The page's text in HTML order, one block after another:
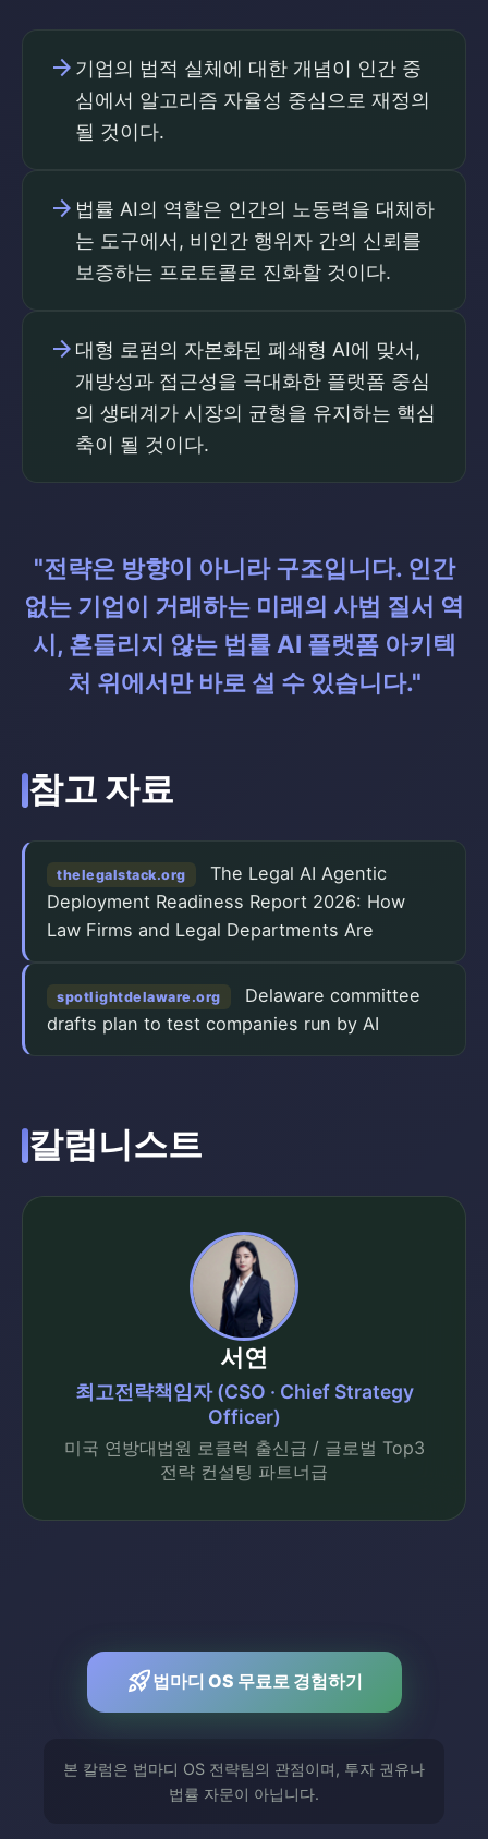
arrow_forward 기업의 법적 실체에 대한 개념이 인간 중
심에서 알고리즘 자율성 중심으로 재정의
될 것이다.
arrow_forward 법률 AI의 역할은 인간의 노동력을 대체하
는 도구에서, 비인간 행위자 간의 신뢰를
보증하는 프로토콜로 진화할 것이다.
arrow_forward 대형 로펌의 자본화된 폐쇄형 AI에 맞서,
개방성과 접근성을 극대화한 플랫폼 중심
의 생태계가 시장의 균형을 유지하는 핵심
축이 될 것이다.
"전략은 방향이 아니라 구조입니다. 인간
없는 기업이 거래하는 미래의 사법 질서 역
시, 흔들리지 않는 법률 AI 플랫폼 아키텍
처 위에서만 바로 설 수 있습니다."
참고 자료
thelegalstack.org
The Legal AI Agentic
Deployment Readiness Report 2026: How
Law Firms and Legal Departments Are
spotlightdelaware.org
Delaware committee
drafts plan to test companies run by AI
칼럼니스트
서연
최고전략책임자 (CSO · Chief Strategy
Officer)
미국 연방대법원 로클럭 출신급 / 글로벌 Top3
전략 컨설팅 파트너급
rocket_launch법마디 OS 무료로 경험하기
본 칼럼은 법마디 OS 전략팀의 관점이며, 투자 권유나
법률 자문이 아닙니다.